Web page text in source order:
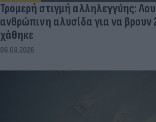
Τρομερή στιγμή αλληλεγγύης:
ανθρώπινη αλυσίδα για να βρουν
χάθηκε
06.08.2026